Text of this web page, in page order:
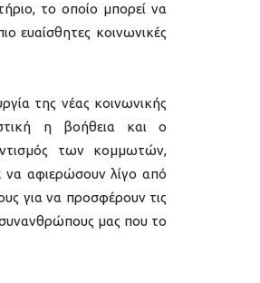
το οποίο μπορεί να
ευαίσθητες κοινωνικές
της νέας κοινωνικής
η βοήθεια και ο
των κομμωτών,
να αφιερώσουν λίγο από
για να προσφέρουν τις
μας που το